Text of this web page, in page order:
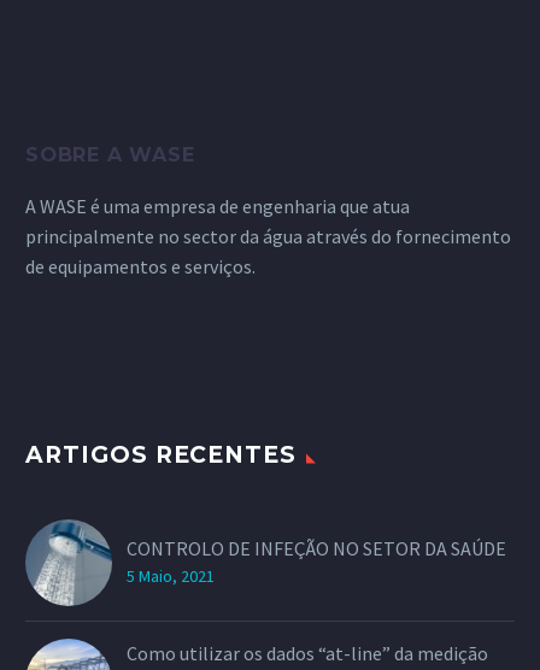
SOBRE A WASE
A WASE é uma empresa de engenharia que atua
principalmente no sector da água através do fornecimento
de equipamentos e serviços.
ARTIGOS RECENTES
CONTROLO DE INFEÇÃO NO SETOR DA SAÚDE
5 Maio, 2021
Como utilizar os dados “at-line” da medição